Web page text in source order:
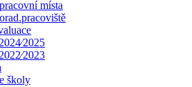
místa
2024⁄2025
2022⁄2023
školy